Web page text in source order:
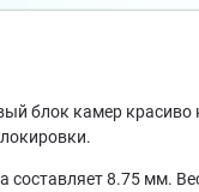
блок камер
8.75 мм.